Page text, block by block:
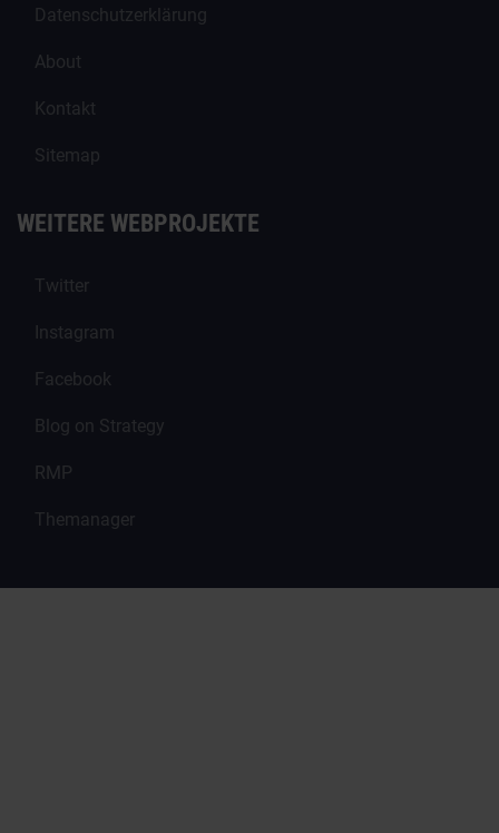
Datenschutzerklärung
About
Kontakt
Sitemap
WEITERE WEBPROJEKTE
Twitter
Instagram
Facebook
Blog on Strategy
RMP
Themanager